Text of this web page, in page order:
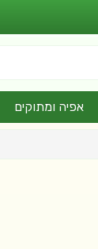
אפיה ומתוקים